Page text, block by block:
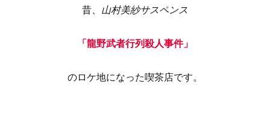
昔、 山村美紗サスペンス
「龍野武者行列殺人事件」
のロケ地になった喫茶店です。